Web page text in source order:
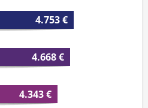
4.753 €
4.668 €
4.343 €